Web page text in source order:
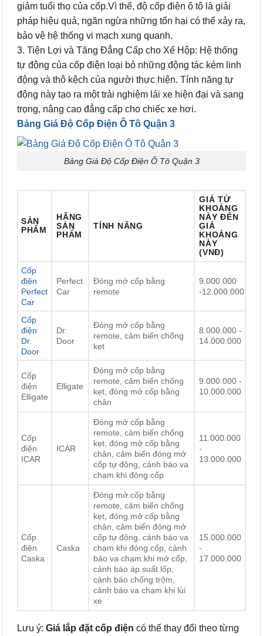
giảm tuổi thọ của cốp.Vì thế, độ cốp điện ô tô là giải
pháp hiệu quả, ngăn ngừa những tổn hại có thể xảy ra,
bảo vệ hệ thống vi mạch xung quanh.
3. Tiện Lợi và Tăng Đẳng Cấp cho Xế Hộp: Hệ thống
tự động của cốp điện loại bỏ những động tác kém linh
động và thô kệch của người thực hiện. Tính năng tự
động này tạo ra một trải nghiệm lái xe hiện đại và sang
trọng, nâng cao đẳng cấp cho chiếc xe hơi.
Bảng Giá Độ Cốp Điện Ô Tô Quận 3
Bảng Giá Độ Cốp Điện Ô Tô Quận 3
SẢN
PHẨM
HÃNG
SẢN
PHẨM
TÍNH NĂNG
GIÁ TỪ
KHOẢNG
NÀY ĐẾN
GIÁ
KHOẢNG
NÀY
(VNĐ)
Cốp
điện
Perfect
Car
Perfect
Car
Đóng mở cốp bằng
remote
9.000.000
-12.000.000
Cốp
điện
Dr.
Door
Dr.
Door
Đóng mở cốp bằng
remote, cảm biến chống
kẹt
8.000.000 -
14.000.000
Cốp
điện
Elligate
Elligate
Đóng mở cốp bằng
remote, cảm biến chống
kẹt, đóng mở cốp bằng
chân
9.000.000 -
10.000.000
Cốp
điện
ICAR
ICAR
Đóng mở cốp bằng
remote, cảm biến chống
kẹt, đóng mở cốp bằng
chân, cảm biến đóng mở
cốp tự động, cảnh báo va
chạm khi đóng cốp
11.000.000
-
13.000.000
Cốp
điện
Caska
Caska
Đóng mở cốp bằng
remote, cảm biến chống
kẹt, đóng mở cốp bằng
chân, cảm biến đóng mở
cốp tự động, cảnh báo va
chạm khi đóng cốp, cảnh
báo va chạm khi mở cốp,
cảnh báo áp suất lốp,
cảnh báo chống trộm,
cảnh báo va chạm khi lùi
xe
15.000.000
-
17.000.000
Lưu ý: Giá lắp đặt cốp điện có thể thay đổi theo từng